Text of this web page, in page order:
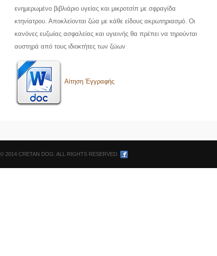
ενημερωμένο βιβλιάριο υγείας και μικροτσίπ με σφραγίδα
κτηνίατρου. Αποκλείονται ζώα με κάθε είδους ακρωτηριασμό. Οι
κανόνες ευζωίας ασφαλείας και υγιεινής θα πρέπει να τηρούνται
αυστηρά από τους ιδιοκτήτες των ζώων
Αίτηση Έγγραφής
© 2014 CRETAN DOG. ALL RIGHTS RESERVED.